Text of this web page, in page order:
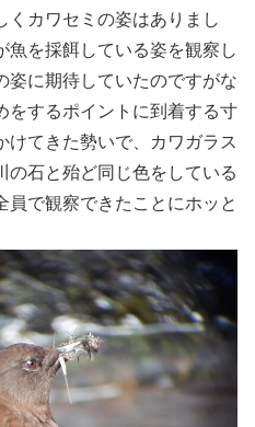
くカワセミの姿はありまし
魚を採餌している姿を観察し
姿に期待していたのですがな
をするポイントに到着する寸
けてきた勢いで、カワガラス
の石と殆ど同じ色をしている
で観察できたことにホッと